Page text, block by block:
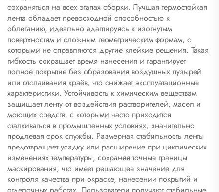
сохраняться на всех этапах сборки. Лучшая термостойкая
лента обладает превосходной способностью к
облеганию, идеально адаптируясь к изогнутым
поверхностям и сложным геометрическим формам, с
которыми не справляются другие клейкие решения. Такая
гибкость сокращает время нанесения и гарантирует
полное покрытие без образования воздушных пузырей
или отслаивания краёв, что снижает эксплуатационные
характеристики. Устойчивость к химическим веществам
защищает ленту от воздействия растворителей, масел и
моющих средств, с которыми часто приходится
сталкиваться в промышленных условиях, значительно
продлевая срок службы. Размерная стабильность ленты
предотвращает усадку или расширение при циклических
изменениях температуры, сохраняя точные границы
маскирования, что имеет решающее значение для
контроля качества при окраске, нанесении покрытий и